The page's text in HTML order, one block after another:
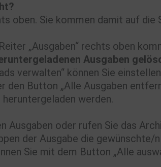
oben. Sie kommen damit auf die
„Ausgaben“ rechts oben
Ausgaben
verwalten“ können Sie
den Button „Alle Ausgaben
werden.
Ausgaben oder rufen Sie das
der Ausgabe die gewünschte/
Sie mit dem Button „Alle